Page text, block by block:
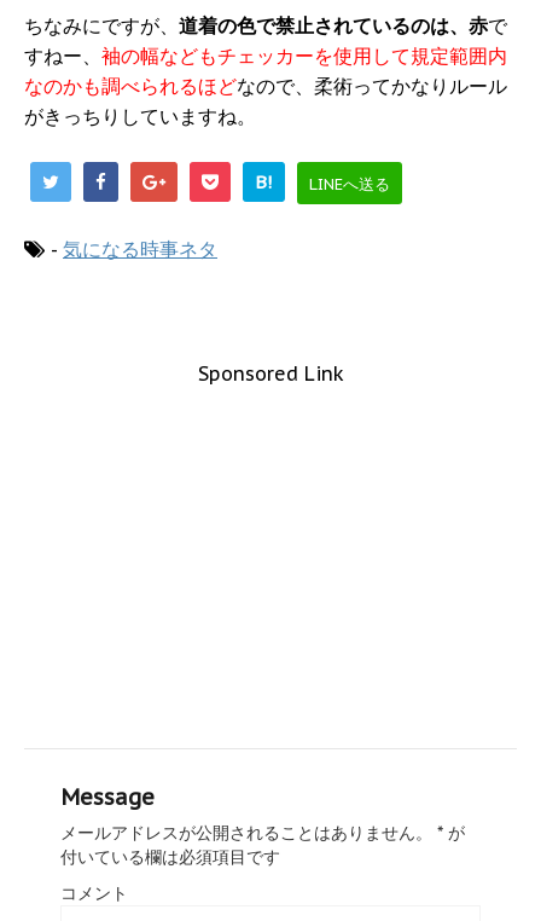
ちなみにですが、 道着の色で禁止されているのは、赤で
すねー、 袖の幅などもチェッカーを使用して規定範囲内
なのかも調べられるほどなので、柔術ってかなりルール
がきっちりしていますね。
B! LINEへ送る
- 気になる時事ネタ
Sponsored Link
Message
メールアドレスが公開されることはありません。 * が
付いている欄は必須項目です
コメント